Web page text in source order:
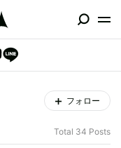
フォロー
Total 34 Posts